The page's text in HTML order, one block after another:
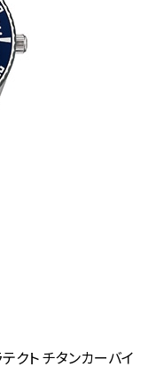
クト チタンカーバイ